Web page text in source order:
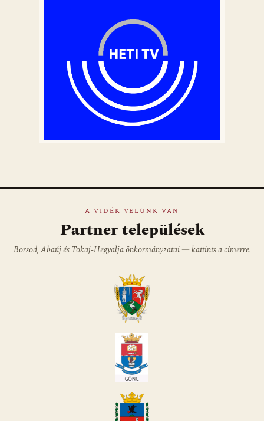
A VIDÉK VELÜNK VAN
Partner települések
Borsod, Abaúj és Tokaj-Hegyalja önkormányzatai — kattints a címerre.